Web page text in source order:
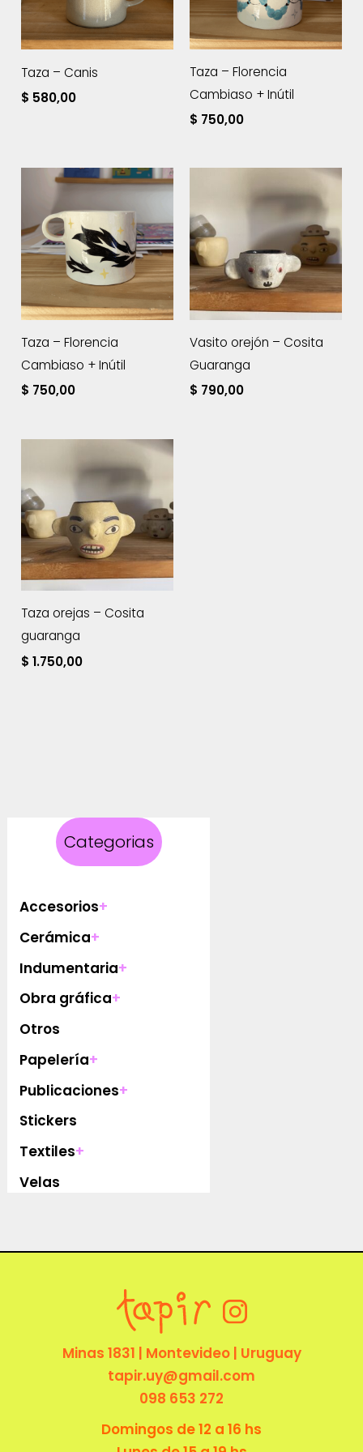
Categorias
Accesorios+
Cerámica+
Indumentaria+
Obra gráfica+
Otros
Papelería+
Publicaciones+
Stickers
Textiles+
Velas
Taza – Canis
$ 580,00
Taza – Florencia
Cambiaso + Inútil
$ 750,00
Taza – Florencia
Cambiaso + Inútil
$ 750,00
Vasito orejón – Cosita
Guaranga
$ 790,00
Taza orejas – Cosita
guaranga
$ 1.750,00
Minas 1831 | Montevideo | Uruguay
tapir.uy@gmail.com
098 653 272
Domingos de 12 a 16 hs